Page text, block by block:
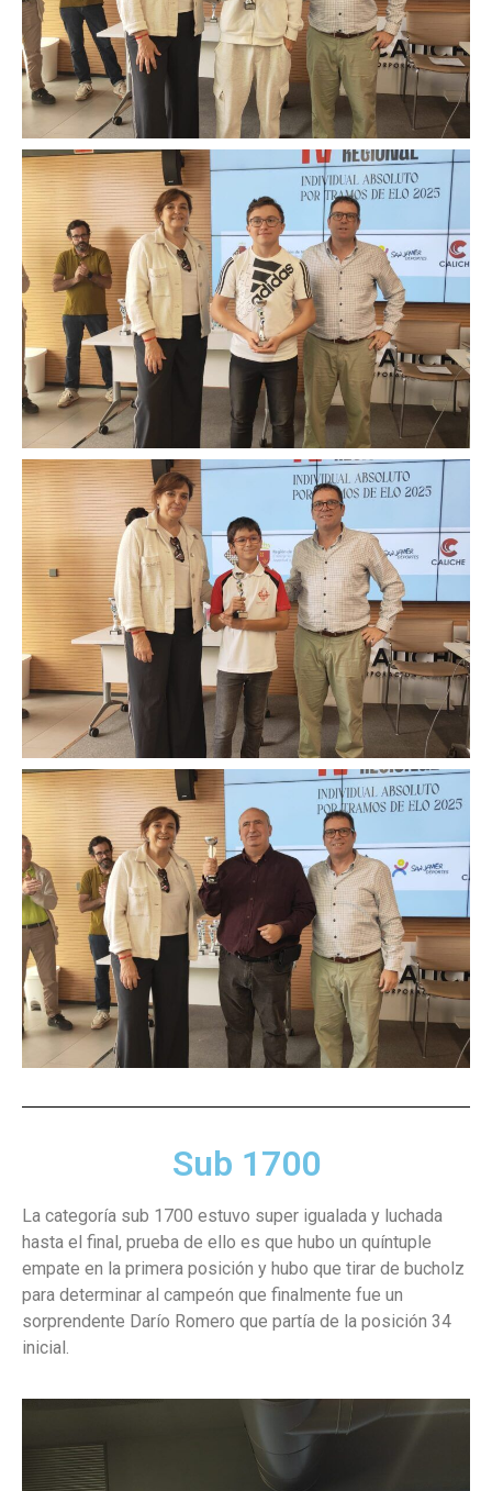
Sub 1700
La categoría sub 1700 estuvo super igualada y luchada
hasta el final, prueba de ello es que hubo un quíntuple
empate en la primera posición y hubo que tirar de bucholz
para determinar al campeón que finalmente fue un
sorprendente Darío Romero que partía de la posición 34
inicial.